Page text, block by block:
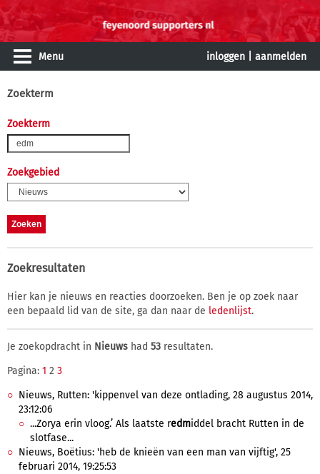
Menu inloggen aanmelden
Zoekterm
Zoekterm
Zoekgebied
Zoekresultaten
Hier kan je nieuws en reacties doorzoeken. Ben je op zoek naar
een bepaald lid van de site, ga dan naar de ledenlijst.
Je zoekopdracht in Nieuws had 53 resultaten.
Pagina: 1 2 3
Nieuws, Rutten: 'kippenvel van deze ontlading, 28 augustus 2014,
23:12:06
...Zorya erin vloog.’ Als laatste redmiddel bracht Rutten in de
slotfase...
Nieuws, Boëtius: 'heb de knieën van een man van vijftig', 25
februari 2014, 19:25:53